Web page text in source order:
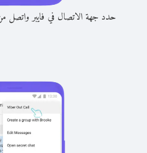
حدد جهة الاتصال في فايبر واتصل